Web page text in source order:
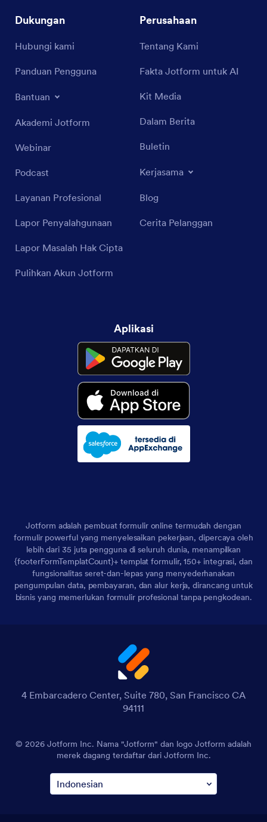
Dukungan
Hubungi kami
Panduan Pengguna
Bantuan
Akademi Jotform
Webinar
Podcast
Layanan Profesional
Lapor Penyalahgunaan
Lapor Masalah Hak Cipta
Pulihkan Akun Jotform
Perusahaan
Tentang Kami
Fakta Jotform untuk AI
Kit Media
Dalam Berita
Buletin
Kerjasama
Blog
Cerita Pelanggan
Aplikasi
Jotform adalah pembuat formulir online termudah dengan
formulir powerful yang menyelesaikan pekerjaan, dipercaya oleh
lebih dari 35 juta pengguna di seluruh dunia, menampilkan
{footerFormTemplatCount}+ templat formulir, 150+ integrasi, dan
fungsionalitas seret-dan-lepas yang menyederhanakan
pengumpulan data, pembayaran, dan alur kerja, dirancang untuk
bisnis yang memerlukan formulir profesional tanpa pengkodean.
4 Embarcadero Center, Suite 780, San Francisco CA
94111
© 2026 Jotform Inc. Nama "Jotform" dan logo Jotform adalah
merek dagang terdaftar dari Jotform Inc.